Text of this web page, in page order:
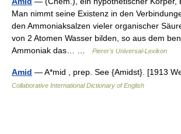
Man nimmt seine Existenz in den
den Ammoniaksalzen vieler organischer
von 2 Atomen Wasser bilden, so aus dem
Ammoniak das… …
Pierer's Universal-Lexikon
Amid — A*mid , prep. See {Amidst}. [1913
Collaborative International Dictionary of English